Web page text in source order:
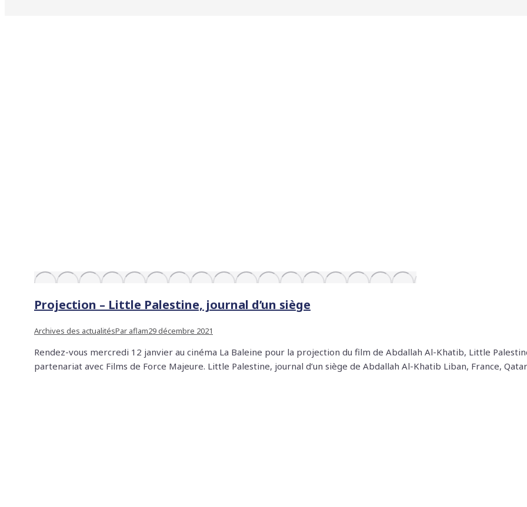
Projection – Little Palestine, journal d’un siège
Archives des actualitésPar aflam29 décembre 2021
Rendez-vous mercredi 12 janvier au cinéma La Baleine pour la projection du film de Abdallah Al-Khatib, Little
partenariat avec Films de Force Majeure. Little Palestine, journal d’un siège de Abdallah Al-Khatib Liban, France,